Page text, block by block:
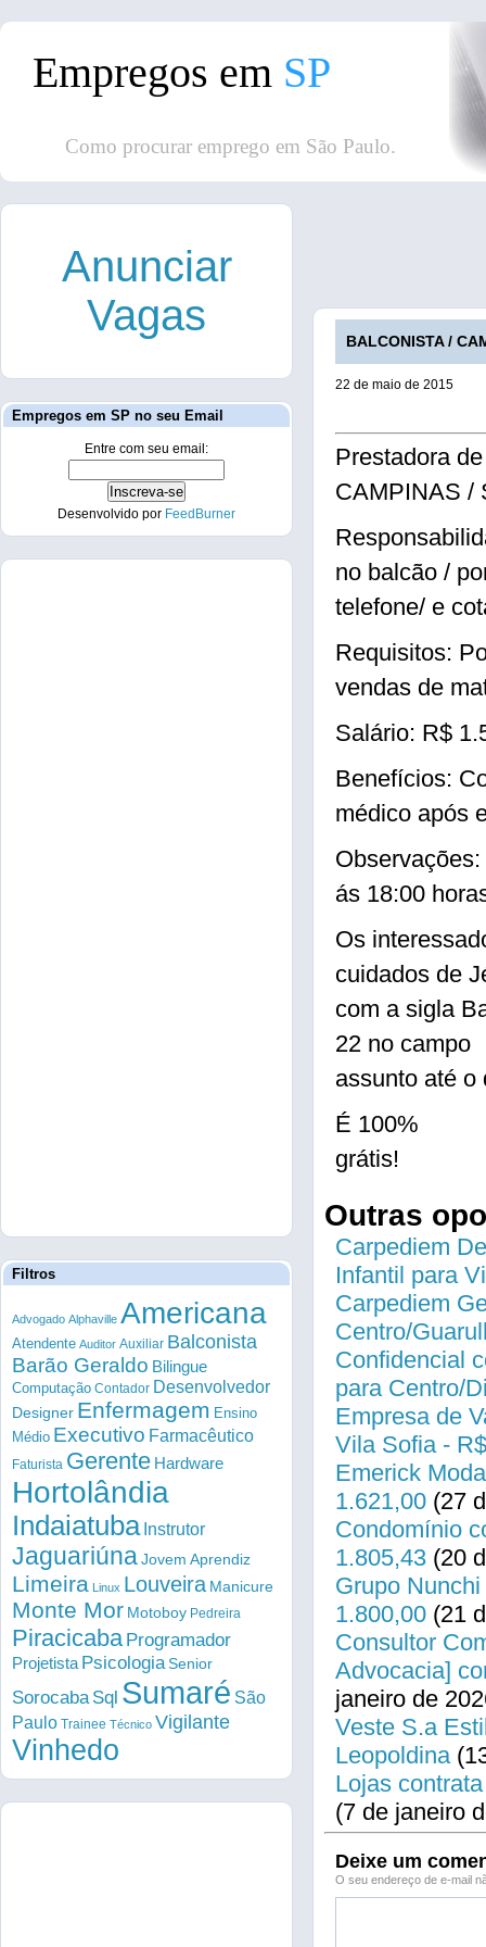
Empregos em SP
Como procurar emprego em São Paulo.
BALCONISTA /
22 de maio de 2015
Prestadora
CAMPINAS /
no balcão /
telefone/ e
Requisitos:
vendas de
Salário: R$
Benefícios:
médico após
ás 18:00
Os
cuidados de
com a sigla
22 no campo
assunto até o
É 100%
grátis!
Outras
Carpediem
Infantil para
Carpediem
Centro/
Confidencial
para Centro/
Empresa de
Vila Sofia -
Emerick
1.621,00 (27
Condomínio
1.805,43 (20
Grupo
1.800,00 (21
Consultor
Advocacia]
janeiro de
Veste S.a
Leopoldina
Lojas
(7 de janeiro
Deixe um
O seu endereço de e-mail
Anunciar
Vagas
Empregos em SP no seu Email
Entre com seu email:
Desenvolvido por FeedBurner
Filtros
Advogado Alphaville Americana
Atendente Auditor Auxiliar Balconista
Barão Geraldo Bilingue
Computação Contador Desenvolvedor
Designer Enfermagem Ensino
Médio Executivo Farmacêutico
Faturista Gerente Hardware
Hortolândia
Indaiatuba Instrutor
Jaguariúna Jovem Aprendiz
Limeira Linux Louveira Manicure
Monte Mor Motoboy Pedreira
Piracicaba Programador
Projetista PsicologiaSenior
Sorocaba Sql Sumaré São
Paulo Trainee Técnico Vigilante
Vinhedo